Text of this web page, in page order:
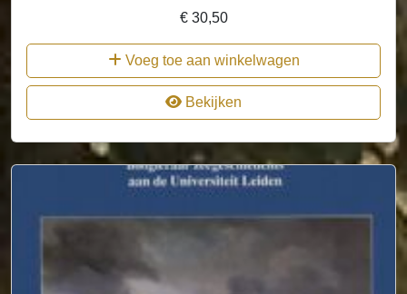
€30,50
Voeg toe aan winkelwagen
Bekijken